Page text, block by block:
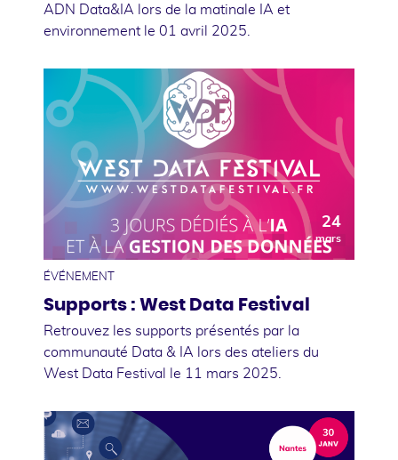
ADN Data&IA lors de la matinale IA et
environnement le 01 avril 2025.
24
mars
ÉVÉNEMENT
Supports : West Data Festival
Retrouvez les supports présentés par la
communauté Data & IA lors des ateliers du
West Data Festival le 11 mars 2025.